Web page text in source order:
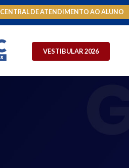
CENTRAL DE ATENDIMENTO AO ALUNO
VESTIBULAR 2026